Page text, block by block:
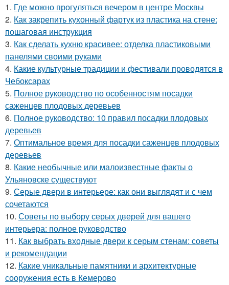
1. Где можно прогуляться вечером в центре Москвы
2. Как закрепить кухонный фартук из пластика на стене:
пошаговая инструкция
3. Как сделать кухню красивее: отделка пластиковыми
панелями своими руками
4. Какие культурные традиции и фестивали проводятся в
Чебоксарах
5. Полное руководство по особенностям посадки
саженцев плодовых деревьев
6. Полное руководство: 10 правил посадки плодовых
деревьев
7. Оптимальное время для посадки саженцев плодовых
деревьев
8. Какие необычные или малоизвестные факты о
Ульяновске существуют
9. Серые двери в интерьере: как они выглядят и с чем
сочетаются
10. Советы по выбору серых дверей для вашего
интерьера: полное руководство
11. Как выбрать входные двери к серым стенам: советы
и рекомендации
12. Какие уникальные памятники и архитектурные
сооружения есть в Кемерово